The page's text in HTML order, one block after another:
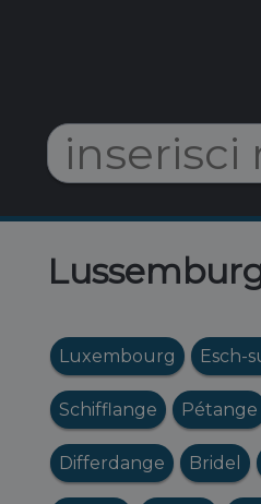
Luxembourg Esch-
Schifflange Pétange
Differdange Bridel